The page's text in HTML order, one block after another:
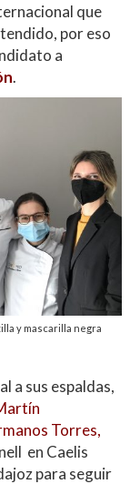
que
por eso
a
.
y mascarilla negra
a sus espaldas,
Torres,
en Caelis
para seguir